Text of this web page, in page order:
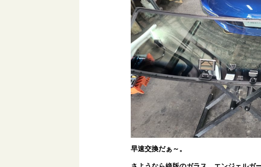
早速交換だぁ～。